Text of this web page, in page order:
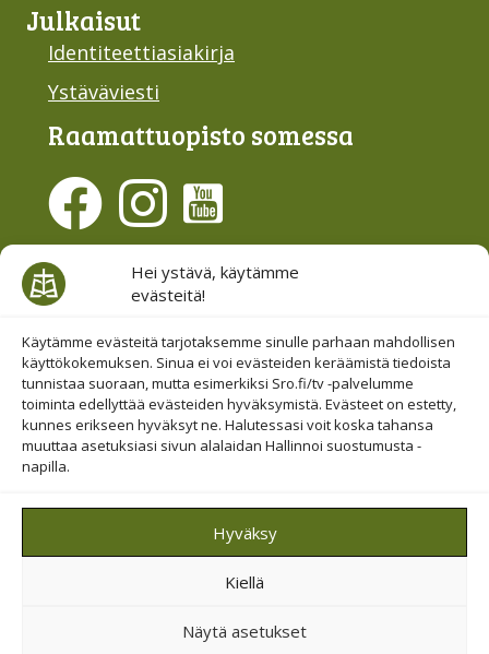
Hei ystävä, käytämme
evästeitä!
Käytämme evästeitä tarjotaksemme sinulle parhaan mahdollisen
käyttökokemuksen. Sinua ei voi evästeiden keräämistä tiedoista
tunnistaa suoraan, mutta esimerkiksi Sro.fi/tv -palvelumme
toiminta edellyttää evästeiden hyväksymistä. Evästeet on estetty,
kunnes erikseen hyväksyt ne. Halutessasi voit koska tahansa
muuttaa asetuksiasi sivun alalaidan Hallinnoi suostumusta -
napilla.
Hyväksy
Kiellä
Näytä asetukset
Julkaisut
Identiteettiasiakirja
Ystäväviesti
Raamattu­opisto somessa
Evästesuostumus
Hallinnoi evästeitä
Etsi sivuiltamme
© 2019-2026 Suomen Raamattuopiston Säätiö
Saavutettavuus huomioitu
Tietosuojajaehdot